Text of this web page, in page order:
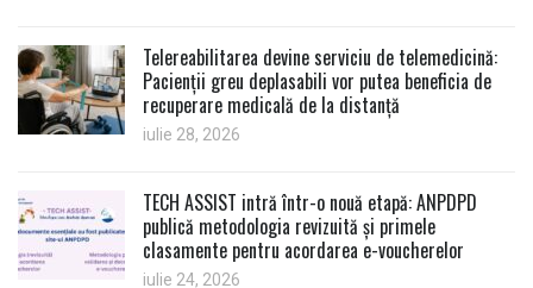
Telereabilitarea devine serviciu de telemedicină:
Pacienții greu deplasabili vor putea beneficia de
recuperare medicală de la distanță
iulie 28, 2026
TECH ASSIST intră într-o nouă etapă: ANPDPD
publică metodologia revizuită și primele
clasamente pentru acordarea e-voucherelor
iulie 24, 2026